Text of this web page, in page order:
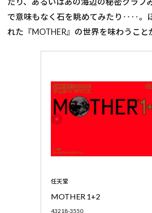
で意味もなく石を眺めてみたり‥‥。
れた『MOTHER』の世界を味わうこと
任天堂
MOTHER 1+2
43218-3550